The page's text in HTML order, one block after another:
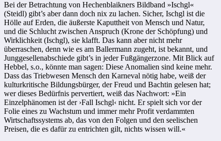
Bei der Betrachtung von Hechenblaikners Bildband »Ischgl«
(Steidl) gibt’s aber dann doch nix zu lachen. Sicher, Ischgl ist die
Hölle auf Erden, die äußerste Kaputtheit von Mensch und Natur,
und die Schlucht zwischen Anspruch (Krone der Schöpfung) und
Wirklichkeit (Ischgl), sie klafft. Das kann aber nicht mehr
überraschen, denn wie es am Ballermann zugeht, ist bekannt, und
Junggesellenabschiede gibt’s in jeder Fußgängerzone. Mit Blick auf
Hebbel, s.o., könnte man sagen: Diese Anomalien sind keine mehr.
Dass das Triebwesen Mensch den Karneval nötig habe, weiß der
kulturkritische Bildungsbürger, der Freud und Bachtin gelesen hat;
wer dieses Bedürfnis pervertiert, weiß das Nachwort: »Ein
Einzelphänomen ist der ›Fall Ischgl‹ nicht. Er spielt sich vor der
Folie eines zu Wachstum und immer mehr Profit verdammten
Wirtschaftssystems ab, das von den Folgen und den seelischen
Preisen, die es dafür zu entrichten gilt, nichts wissen will.«